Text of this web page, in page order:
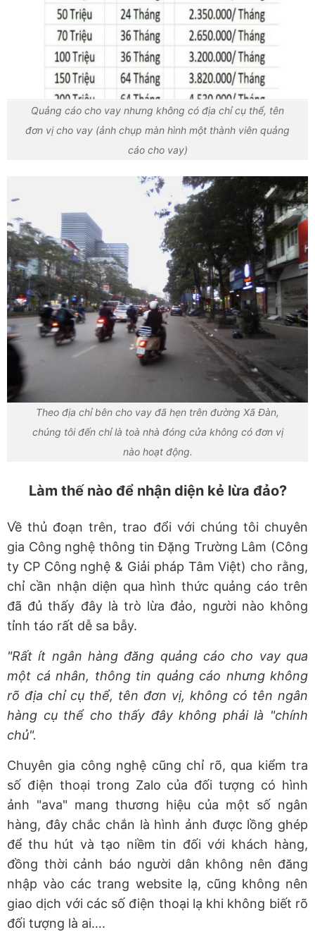
Quảng cáo cho vay nhưng không có địa chỉ cụ thể, tên
đơn vị cho vay (ảnh chụp màn hình một thành viên quảng
cáo cho vay)
Theo địa chỉ bên cho vay đã hẹn trên đường Xã Đàn,
chúng tôi đến chỉ là toà nhà đóng cửa không có đơn vị
nào hoạt động.
Làm thế nào để nhận diện kẻ lừa đảo?
Về thủ đoạn trên, trao đổi với chúng tôi chuyên
gia Công nghệ thông tin Đặng Trường Lâm (Công
ty CP Công nghệ & Giải pháp Tâm Việt) cho rằng,
chỉ cần nhận diện qua hình thức quảng cáo trên
đã đủ thấy đây là trò lừa đảo, người nào không
tỉnh táo rất dễ sa bẫy.
"Rất ít ngân hàng đăng quảng cáo cho vay qua
một cá nhân, thông tin quảng cáo nhưng không
rõ địa chỉ cụ thể, tên đơn vị, không có tên ngân
hàng cụ thể cho thấy đây không phải là "chính
chủ".
Chuyên gia công nghệ cũng chỉ rõ, qua kiểm tra
số điện thoại trong Zalo của đối tượng có hình
ảnh "ava" mang thương hiệu của một số ngân
hàng, đây chắc chắn là hình ảnh được lồng ghép
để thu hút và tạo niềm tin đối với khách hàng,
đồng thời cảnh báo người dân không nên đăng
nhập vào các trang website lạ, cũng không nên
giao dịch với các số điện thoại lạ khi không biết rõ
đối tượng là ai….